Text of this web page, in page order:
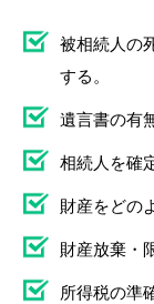
被相続人の
する。
遺言書の有
相続人を確
財産をどの
財産放棄・
所得税の準